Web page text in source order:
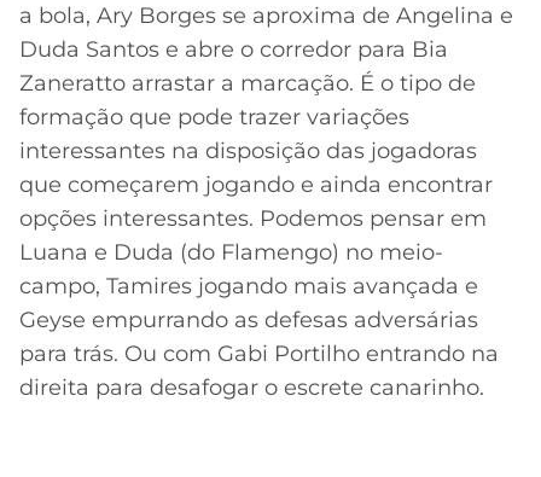
a bola, Ary Borges se aproxima de Angelina e
Duda Santos e abre o corredor para Bia
Zaneratto arrastar a marcação. É o tipo de
formação que pode trazer variações
interessantes na disposição das jogadoras
que começarem jogando e ainda encontrar
opções interessantes. Podemos pensar em
Luana e Duda (do Flamengo) no meio-
campo, Tamires jogando mais avançada e
Geyse empurrando as defesas adversárias
para trás. Ou com Gabi Portilho entrando na
direita para desafogar o escrete canarinho.